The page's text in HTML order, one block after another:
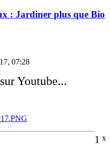
: Jardiner plus que Bio
07:28
Youtube...
1 x